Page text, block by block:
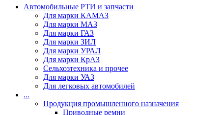
Автомобильные РТИ и запчасти
Для марки КАМАЗ
Для марки МАЗ
Для марки ГАЗ
Для марки ЗИЛ
Для марки УРАЛ
Для марки КрАЗ
Сельхозтехника и прочее
Для марки УАЗ
Для легковых автомобилей
...
Продукция промышленного назначения
Приводные ремни